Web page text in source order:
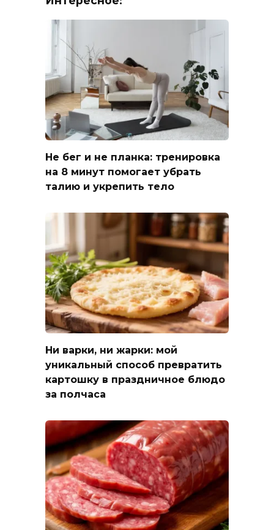
Не бег и не планка: тренировка
на 8 минут помогает убрать
талию и укрепить тело
Ни варки, ни жарки: мой
уникальный способ превратить
картошку в праздничное блюдо
за полчаса